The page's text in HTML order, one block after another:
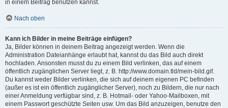
in einem Beitrag benutzen kannst.
Nach oben
Kann ich Bilder in meine Beiträge einfügen?
Ja, Bilder können in deinem Beitrag angezeigt werden. Wenn die
Administration Dateianhänge erlaubt hat, kannst du das Bild auch direkt
hochladen. Ansonsten musst du zu einem Bild verlinken, das auf einem
öffentlich zugänglichen Server liegt, z. B. http://www.domain.tld/mein-bild.gif.
Du kannst weder Bilder verlinken, die sich auf deinem eigenen PC befinden
(außer es ist ein öffentlich zugänglicher Server), noch zu Bildern, die nur nach
einer Anmeldung verfügbar sind, z. B. Hotmail- oder Yahoo-Mailboxen, mit
einem Passwort geschützte Seiten usw. Um das Bild anzuzeigen, benutze den